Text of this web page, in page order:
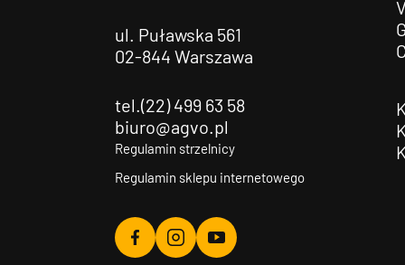
ul. Puławska 561
02-844 Warszawa
tel.(22) 499 63 58
biuro@agvo.pl
Regulamin strzelnicy
Regulamin sklepu internetowego
Agvo
Agvo
Agvo